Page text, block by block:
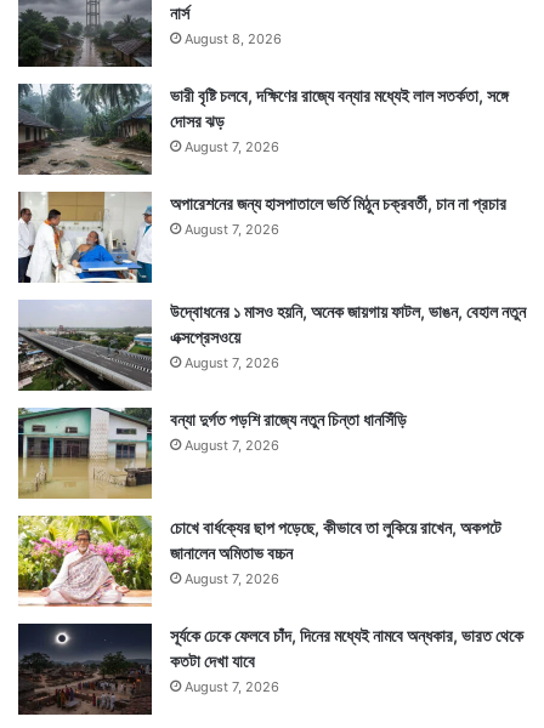
নার্স
August 8, 2026
ভারী বৃষ্টি চলবে, দক্ষিণের রাজ্যে বন্যার মধ্যেই লাল সতর্কতা, সঙ্গে
দোসর ঝড়
August 7, 2026
অপারেশনের জন্য হাসপাতালে ভর্তি মিঠুন চক্রবর্তী, চান না প্রচার
August 7, 2026
উদ্বোধনের ১ মাসও হয়নি, অনেক জায়গায় ফাটল, ভাঙন, বেহাল নতুন
এক্সপ্রেসওয়ে
August 7, 2026
বন্যা দুর্গত পড়শি রাজ্যে নতুন চিন্তা ধানসিঁড়ি
August 7, 2026
চোখে বার্ধক্যের ছাপ পড়েছে, কীভাবে তা লুকিয়ে রাখেন, অকপটে
জানালেন অমিতাভ বচ্চন
August 7, 2026
সূর্যকে ঢেকে ফেলবে চাঁদ, দিনের মধ্যেই নামবে অন্ধকার, ভারত থেকে
কতটা দেখা যাবে
August 7, 2026